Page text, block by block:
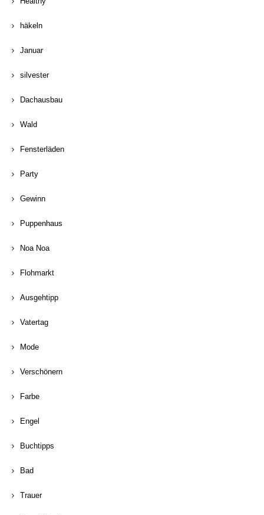
häkeln
Januar
silvester
Dachausbau
Wald
Fensterläden
Party
Gewinn
Puppenhaus
Noa Noa
Flohmarkt
Ausgehtipp
Vatertag
Mode
Verschönern
Farbe
Engel
Buchtipps
Bad
Trauer